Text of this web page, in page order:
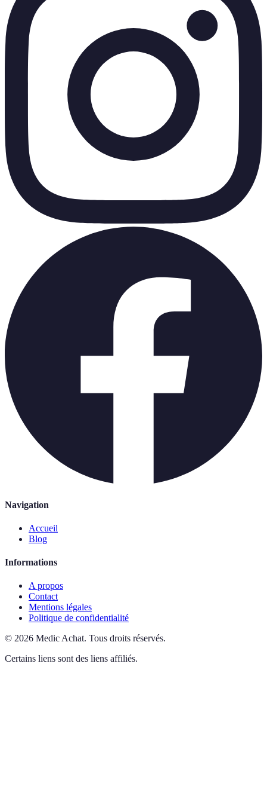
Navigation
Accueil
Blog
Informations
A propos
Contact
Mentions légales
Politique de confidentialité
© 2026 Medic Achat. Tous droits réservés.
Certains liens sont des liens affiliés.